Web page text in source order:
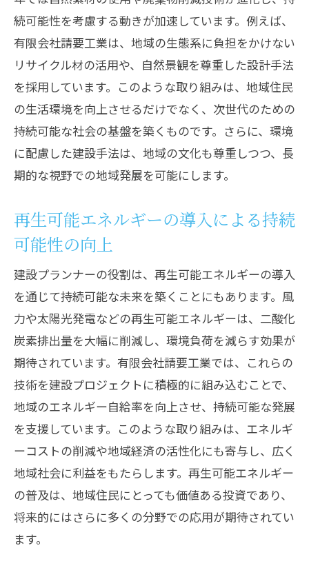
続可能性を考慮する動きが加速しています。例えば、
有限会社請要工業は、地域の生態系に負担をかけない
リサイクル材の活用や、自然景観を尊重した設計手法
を採用しています。このような取り組みは、地域住民
の生活環境を向上させるだけでなく、次世代のための
持続可能な社会の基盤を築くものです。さらに、環境
に配慮した建設手法は、地域の文化も尊重しつつ、長
期的な視野での地域発展を可能にします。
再生可能エネルギーの導入による持続
可能性の向上
建設プランナーの役割は、再生可能エネルギーの導入
を通じて持続可能な未来を築くことにもあります。風
力や太陽光発電などの再生可能エネルギーは、二酸化
炭素排出量を大幅に削減し、環境負荷を減らす効果が
期待されています。有限会社請要工業では、これらの
技術を建設プロジェクトに積極的に組み込むことで、
地域のエネルギー自給率を向上させ、持続可能な発展
を支援しています。このような取り組みは、エネルギ
ーコストの削減や地域経済の活性化にも寄与し、広く
地域社会に利益をもたらします。再生可能エネルギー
の普及は、地域住民にとっても価値ある投資であり、
将来的にはさらに多くの分野での応用が期待されてい
ます。